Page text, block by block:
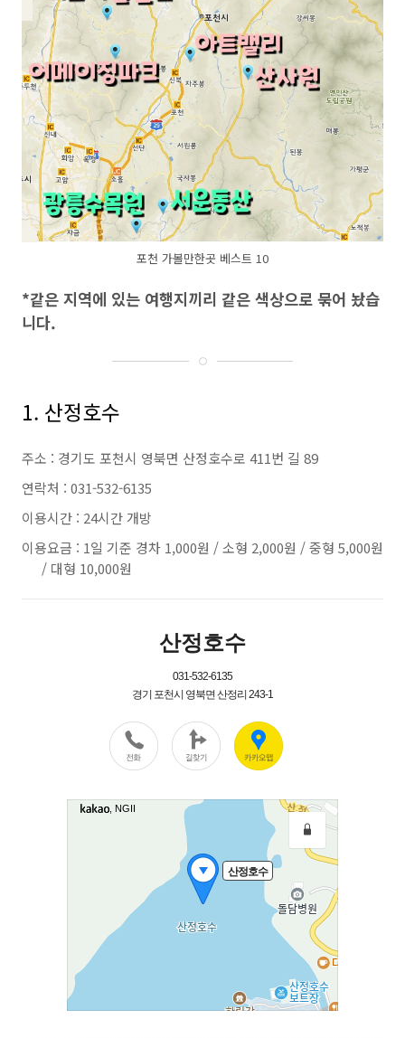
포천 가볼만한곳 베스트 10
*같은 지역에 있는 여행지끼리 같은 색상으로 묶어 놨습
니다.
1. 산정호수
주소 : 경기도 포천시 영북면 산정호수로 411번 길 89
연락처 : 031-532-6135
이용시간 : 24시간 개방
이용요금 : 1일 기준 경차 1,000원 / 소형 2,000원 / 중형 5,000원
/ 대형 10,000원